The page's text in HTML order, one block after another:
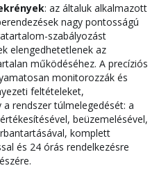
: az általuk alkalmazott
nagy pontosságú
szabályozást
elengedhetetlenek az
működéséhez. A precíziós
monitorozzák és
feltételeket,
rendszer túlmelegedését: a
beüzemelésével,
komplett
és 24 órás rendelkezésre